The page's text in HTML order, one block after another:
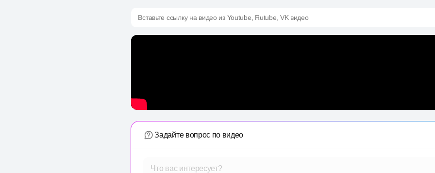
Вставьте ссылку на видео из Youtube, Rutube, VK видео
Задайте вопрос по видео
Что вас интересует?